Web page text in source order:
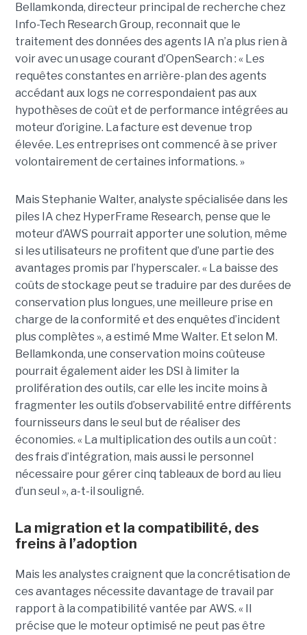
Bellamkonda, directeur principal de recherche chez
Info-Tech Research Group, reconnait que le
traitement des données des agents IA n’a plus rien à
voir avec un usage courant d’OpenSearch : « Les
requêtes constantes en arrière-plan des agents
accédant aux logs ne correspondaient pas aux
hypothèses de coût et de performance intégrées au
moteur d’origine. La facture est devenue trop
élevée. Les entreprises ont commencé à se priver
volontairement de certaines informations. »
Mais Stephanie Walter, analyste spécialisée dans les
piles IA chez HyperFrame Research, pense que le
moteur d’AWS pourrait apporter une solution, même
si les utilisateurs ne profitent que d’une partie des
avantages promis par l’hyperscaler. « La baisse des
coûts de stockage peut se traduire par des durées de
conservation plus longues, une meilleure prise en
charge de la conformité et des enquêtes d’incident
plus complètes », a estimé Mme Walter. Et selon M.
Bellamkonda, une conservation moins coûteuse
pourrait également aider les DSI à limiter la
prolifération des outils, car elle les incite moins à
fragmenter les outils d’observabilité entre différents
fournisseurs dans le seul but de réaliser des
économies. « La multiplication des outils a un coût :
des frais d’intégration, mais aussi le personnel
nécessaire pour gérer cinq tableaux de bord au lieu
d’un seul », a-t-il souligné.
La migration et la compatibilité, des
freins à l’adoption
Mais les analystes craignent que la concrétisation de
ces avantages nécessite davantage de travail par
rapport à la compatibilité vantée par AWS. « Il
précise que le moteur optimisé ne peut pas être